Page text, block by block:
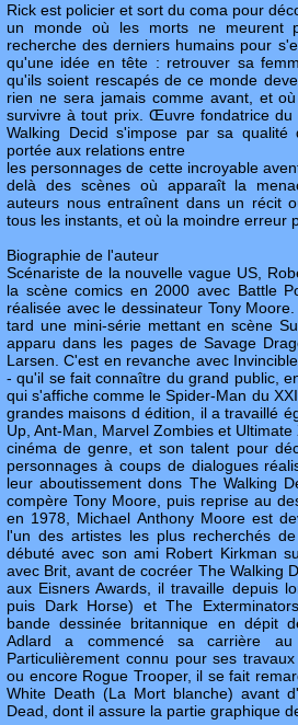
Rick est policier et sort du coma pour
un monde où les morts ne meurent
recherche des derniers humains pour
qu'une idée en tête : retrouver sa
qu'ils soient rescapés de ce monde
rien ne sera jamais comme avant, et
survivre à tout prix. Œuvre fondatrice du
Walking Decid s'impose par sa qualité
portée aux relations entre
les personnages de cette incroyable
delà des scènes où apparaît la
auteurs nous entraînent dans un récit
tous les instants, et où la moindre erreur
Biographie de l'auteur
Scénariste de la nouvelle vague US,
la scène comics en 2000 avec Battle
réalisée avec le dessinateur Tony
tard une mini-série mettant en scène
apparu dans les pages de Savage
Larsen. C'est en revanche avec
- qu'il se fait connaître du grand public,
qui s'affiche comme le Spider-Man du
grandes maisons d édition, il a travaillé
Up, Ant-Man, Marvel Zombies et
cinéma de genre, et son talent pour
personnages à coups de dialogues
leur aboutissement dons The Walking
compère Tony Moore, puis reprise au
en 1978, Michael Anthony Moore est
l'un des artistes les plus recherchés
débuté avec son ami Robert Kirkman
avec Brit, avant de cocréer The Walking
aux Eisners Awards, il travaille depuis
puis Dark Horse) et The
bande dessinée britannique en dépit
Adlard a commencé sa carrière
Particulièrement connu pour ses
ou encore Rogue Trooper, il se fait
White Death (La Mort blanche) avant
Dead, dont il assure la partie graphique